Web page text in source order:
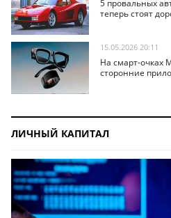
5 провальных
теперь стоят
15.05.2026 20:11
На смарт-очках
сторонние
ЛИЧНЫЙ КАПИТАЛ